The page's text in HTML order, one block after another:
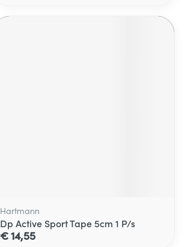
Hartmann
Dp Active Sport Tape 5cm 1 P/s
€ 14,55